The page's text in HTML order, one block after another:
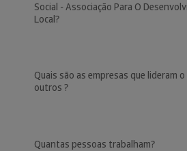
Social - Associação Para O
Local?
Quais são as empresas que lideram
outros ?
Quantas pessoas trabalham?